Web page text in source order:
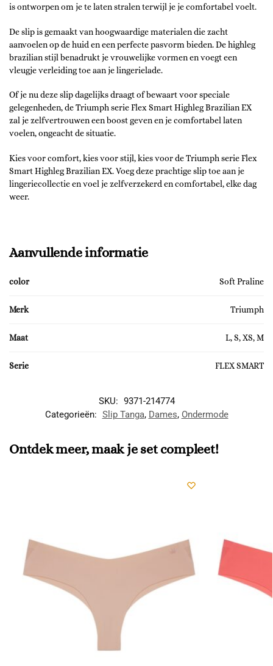
is ontworpen om je te laten stralen terwijl je je comfortabel voelt.
De slip is gemaakt van hoogwaardige materialen die zacht
aanvoelen op de huid en een perfecte pasvorm bieden. De highleg
brazilian stijl benadrukt je vrouwelijke vormen en voegt een
vleugje verleiding toe aan je lingerielade.
Of je nu deze slip dagelijks draagt of bewaart voor speciale
gelegenheden, de Triumph serie Flex Smart Highleg Brazilian EX
zal je zelfvertrouwen een boost geven en je comfortabel laten
voelen, ongeacht de situatie.
Kies voor comfort, kies voor stijl, kies voor de Triumph serie Flex
Smart Highleg Brazilian EX. Voeg deze prachtige slip toe aan je
lingeriecollectie en voel je zelfverzekerd en comfortabel, elke dag
weer.
Aanvullende informatie
color Soft Praline
Merk Triumph
Maat L, S, XS, M
Serie FLEX SMART
SKU: 9371-214774
Categorieën: Slip Tanga, Dames, Ondermode
Ontdek meer, maak je set compleet!